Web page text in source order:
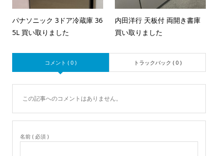
パナソニック 3ドア冷蔵庫 36
5L 買い取りました
内田洋行 天板付 両開き書庫
買い取りました
コメント ( 0 ) トラックバック ( 0 )
この記事へのコメントはありません。
名前 ( 必須 )